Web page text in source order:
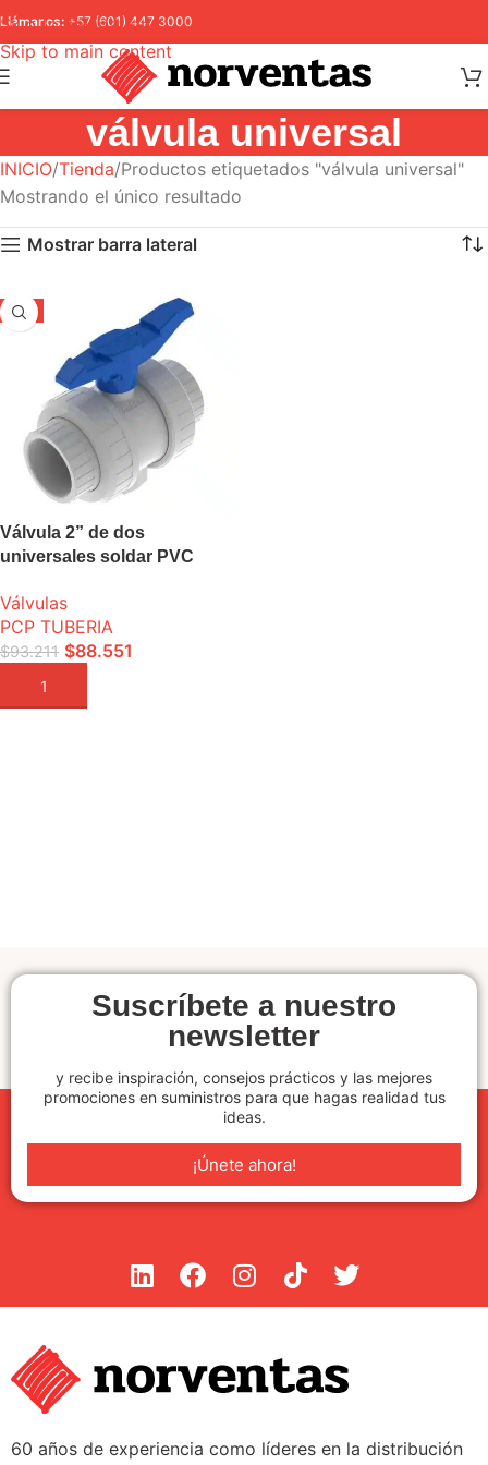
Skip to navigation
Skip to main content
Llámanos: +57 (601) 447 3000
válvula universal
INICIO Tienda Productos etiquetados "válvula universal"
Mostrando el único resultado
Mostrar barra lateral
-5%
Válvula 2” de dos
universales soldar PVC
Válvulas
PCP TUBERIA
$93.211 $88.551
AÑADIR A LA CESTA
Suscríbete a nuestro
newsletter
y recibe inspiración, consejos prácticos y las mejores
promociones en suministros para que hagas realidad tus
ideas.
¡Únete ahora!
60 años de experiencia como líderes en la distribución